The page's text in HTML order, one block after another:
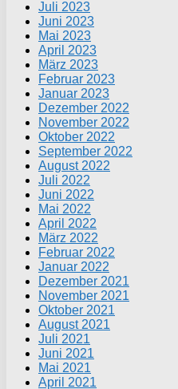
Juli 2023
Juni 2023
Mai 2023
April 2023
März 2023
Februar 2023
Januar 2023
Dezember 2022
November 2022
Oktober 2022
September 2022
August 2022
Juli 2022
Juni 2022
Mai 2022
April 2022
März 2022
Februar 2022
Januar 2022
Dezember 2021
November 2021
Oktober 2021
August 2021
Juli 2021
Juni 2021
Mai 2021
April 2021